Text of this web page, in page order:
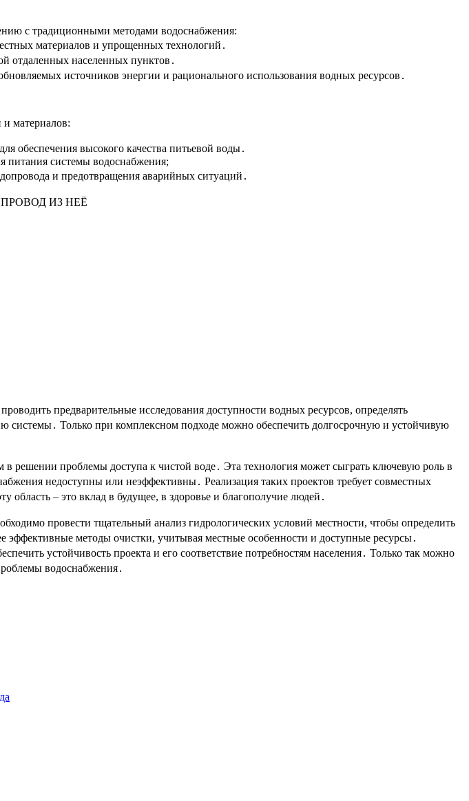
с традиционными методами водоснабжения:
материалов и упрощенных технологий․
отдаленных населенных пунктов․
источников энергии и рационального использования водных ресурсов․
и материалов:
обеспечения высокого качества питьевой воды․
питания системы водоснабжения;
и предотвращения аварийных ситуаций․
ИЗ НЕЁ
предварительные исследования доступности водных ресурсов, определять
системы․ Только при комплексном подходе можно обеспечить долгосрочную и устойчивую
решении проблемы доступа к чистой воде․ Эта технология может сыграть ключевую роль в
недоступны или неэффективны․ Реализация таких проектов требует совместных
– это вклад в будущее, в здоровье и благополучие людей․
провести тщательный анализ гидрологических условий местности, чтобы определить
методы очистки, учитывая местные особенности и доступные ресурсы․
устойчивость проекта и его соответствие потребностям населения․ Только так можно
водоснабжения․